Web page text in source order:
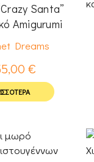
Santa”
Amigurumi
Dreams
€